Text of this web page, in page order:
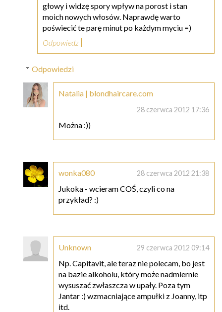
głowy i widzę spory wpływ na porost i stan
moich nowych włosów. Naprawdę warto
poświecić te parę minut po każdym myciu =)
Odpowiedz
Odpowiedzi
Natalia | blondhaircare.com
28 czerwca 2012 17:36
Można :))
wonka080 28 czerwca 2012 21:38
Jukoka - wcieram COŚ, czyli co na
przykład? :)
Unknown 29 czerwca 2012 09:14
Np. Capitavit, ale teraz nie polecam, bo jest
na bazie alkoholu, który może nadmiernie
wysuszać zwłaszcza w upały. Poza tym
Jantar :) wzmacniające ampułki z Joanny, itp
itd.